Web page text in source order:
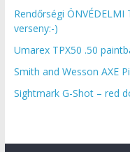
Rendőrségi ÖNVÉDELMI
verseny:-)
Umarex TPX50 .50
Smith and Wesson AXE
Sightmark G-Shot – red